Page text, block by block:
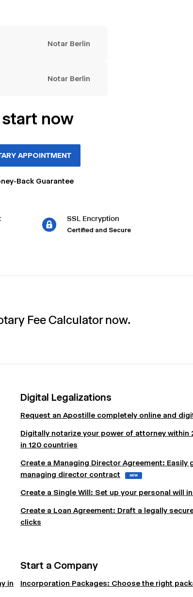
Notar Berlin
Notar Berlin
now
APPOINTMENT
Back Guarantee
SSL Encryption
Certified and Secure
Fee Calculator now.
Digital Legalizations
Request an Apostille completely online and
Digitally notarize your power of attorney within
in 120 countries
Create a Managing Director Agreement: Easily
managing director contract
NEW
Create a Single Will: Set up your personal will
Create a Loan Agreement: Draft a legally
clicks
in
Start a Company
Incorporation Packages: Choose the right